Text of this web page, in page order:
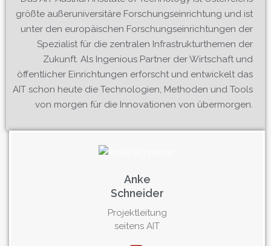
größte außeruniversitäre Forschungseinrichtung und ist
unter den europäischen Forschungseinrichtungen der
Spezialist für die zentralen Infrastrukturthemen der
Zukunft. Als Ingenious Partner der Wirtschaft und
öffentlicher Einrichtungen erforscht und entwickelt das
AIT schon heute die Technologien, Methoden und Tools
von morgen für die Innovationen von übermorgen.
Anke
Schneider
Projektleitung
seitens AIT